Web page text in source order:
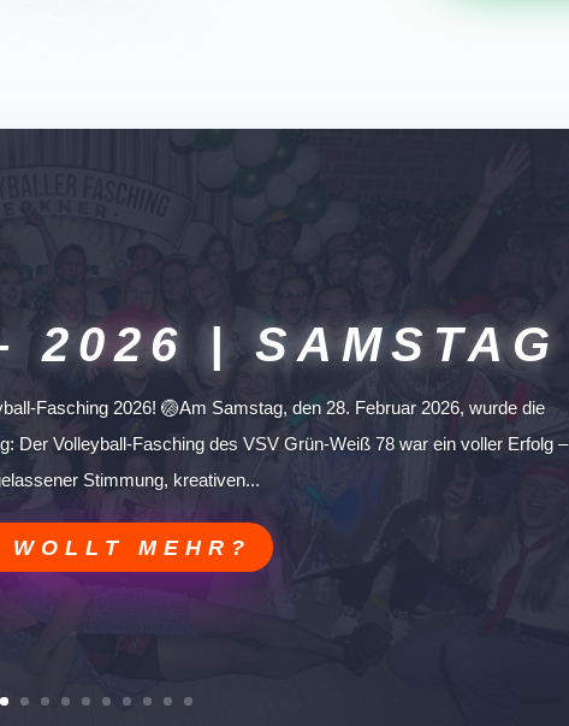
2026 | SAMSTAG
Fasching 2026! 🏐Am Samstag, den 28. Februar 2026, wurde die
Der Volleyball-Fasching des VSV Grün-Weiß 78 war ein voller Erfolg –
Stimmung, kreativen...
WOLLT MEHR?